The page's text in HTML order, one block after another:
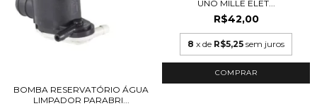
BOMBA RESERVATÓRIO ÁGUA
LIMPADOR PARABRI...
UNO MILLE ELET...
R$42,00
8 x de R$5,25 sem juros